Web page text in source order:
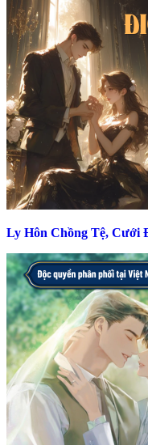
Ly Hôn Chồng Tệ, Cưới